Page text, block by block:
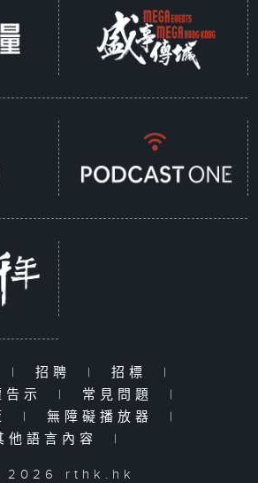
| 招聘 | 招標
|
告示
| 常見問題
|
| 無障礙播放器
|
他語言內容
|
2026 rthk.hk